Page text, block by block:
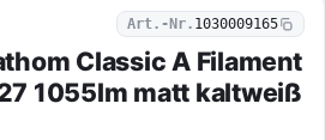
Art.-Nr. 1030009165
Classic A Filament
1055lm matt kaltweiß